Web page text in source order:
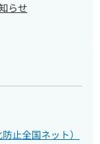
らせ
止全国ネット）